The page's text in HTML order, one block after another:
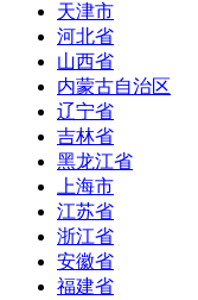
天津市
河北省
山西省
内蒙古自治区
辽宁省
吉林省
黑龙江省
上海市
江苏省
浙江省
安徽省
福建省